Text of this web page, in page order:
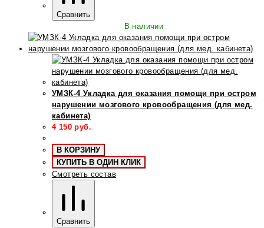
Сравнить
В наличии
УМЗК-4 Укладка для оказания помощи при остром
нарушении мозгового кровообращения (для мед.
кабинета)
4 150 руб.
В КОРЗИНУ
КУПИТЬ В ОДИН КЛИК
Смотреть состав
Сравнить